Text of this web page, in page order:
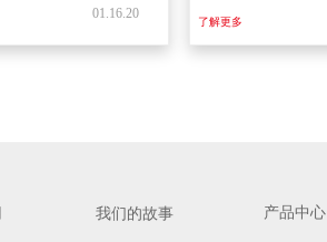
01.16.20
了解更多
我们的故事 产品中心